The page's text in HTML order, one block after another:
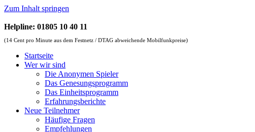
Zum Inhalt springen
Helpline: 01805 10 40 11
(14 Cent pro Minute aus dem Festnetz / DTAG abweichende Mobilfunkpreise)
Startseite
Wer wir sind
Die Anonymen Spieler
Das Genesungsprogramm
Das Einheitsprogramm
Erfahrungsberichte
Neue Teilnehmer
Häufige Fragen
Empfehlungen